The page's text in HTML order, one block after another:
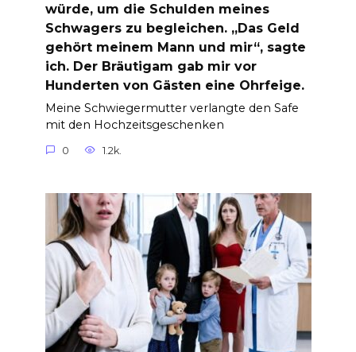
würde, um die Schulden meines
Schwagers zu begleichen. „Das Geld
gehört meinem Mann und mir“, sagte
ich. Der Bräutigam gab mir vor
Hunderten von Gästen eine Ohrfeige.
Meine Schwiegermutter verlangte den Safe
mit den Hochzeitsgeschenken
0 1.2k.